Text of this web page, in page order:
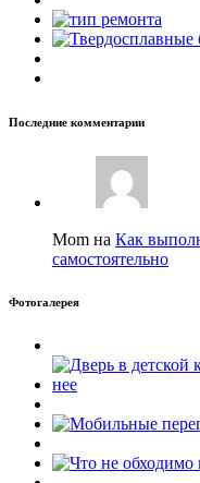
Последние комментарии
Mom на Как
самостоятельно
Фотогалерея